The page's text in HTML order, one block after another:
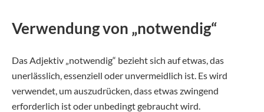
Verwendung von „notwendig“
Das Adjektiv „notwendig“ bezieht sich auf etwas, das
unerlässlich, essenziell oder unvermeidlich ist. Es wird
verwendet, um auszudrücken, dass etwas zwingend
erforderlich ist oder unbedingt gebraucht wird.